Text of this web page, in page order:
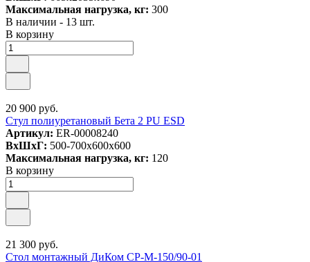
Максимальная нагрузка, кг: 300
В наличии - 13 шт.
В корзину
20 900 руб.
Стул полиуретановый Бета 2 PU ESD
Артикул: ER-00008240
ВxШxГ: 500-700x600x600
Максимальная нагрузка, кг: 120
В корзину
21 300 руб.
Стол монтажный ДиКом СР-М-150/90-01